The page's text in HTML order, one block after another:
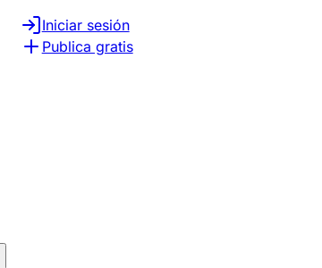
Iniciar sesión
Publica gratis